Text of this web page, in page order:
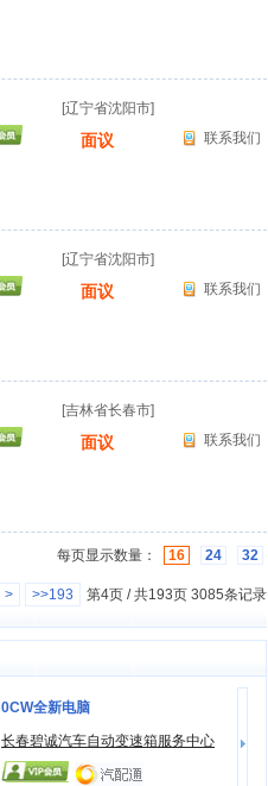
[辽宁省沈阳市]
面议 联系我们
[辽宁省沈阳市]
面议 联系我们
[吉林省长春市]
面议 联系我们
每页显示数量： 16 24 32
> >>193 第4页 / 共193页 3085条记录
0CW全新电脑
长春碧诚汽车自动变速箱服务中心